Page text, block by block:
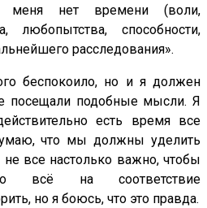
меня нет времени (воли,
любопытства, способности,
расследования».
беспокоило, но и я должен
посещали подобные мысли. Я
есть время все
что мы должны уделить
все настолько важно, чтобы
всё на соответствие
но я боюсь, что это правда.